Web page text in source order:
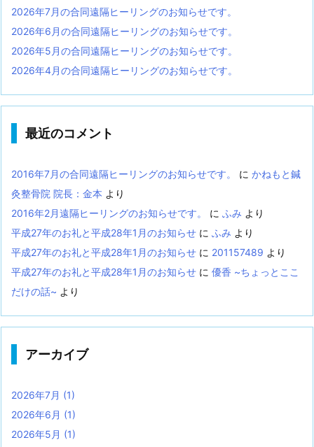
2026年7月の合同遠隔ヒーリングのお知らせです。
2026年6月の合同遠隔ヒーリングのお知らせです。
2026年5月の合同遠隔ヒーリングのお知らせです。
2026年4月の合同遠隔ヒーリングのお知らせです。
最近のコメント
2016年7月の合同遠隔ヒーリングのお知らせです。 に かねもと鍼
灸整骨院 院長：金本 より
2016年2月遠隔ヒーリングのお知らせです。
に ふみ より
平成27年のお礼と平成28年1月のお知らせ に ふみ より
平成27年のお礼と平成28年1月のお知らせ に 201157489 より
平成27年のお礼と平成28年1月のお知らせ に 優香 ~ちょっとここ
だけの話~ より
アーカイブ
2026年7月 (1)
2026年6月 (1)
2026年5月 (1)